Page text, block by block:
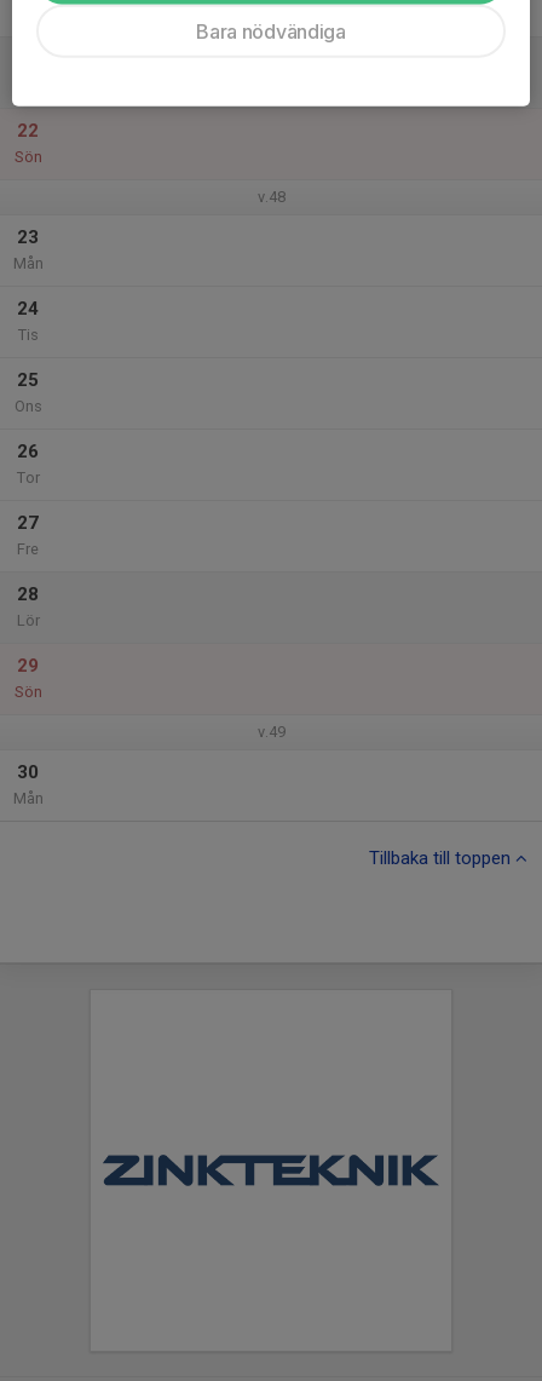
22
Sön
v.48
23
Mån
24
Tis
25
Ons
26
Tor
27
Fre
28
Lör
29
Sön
v.49
30
Mån
Tillbaka till toppen
Bara nödvändiga